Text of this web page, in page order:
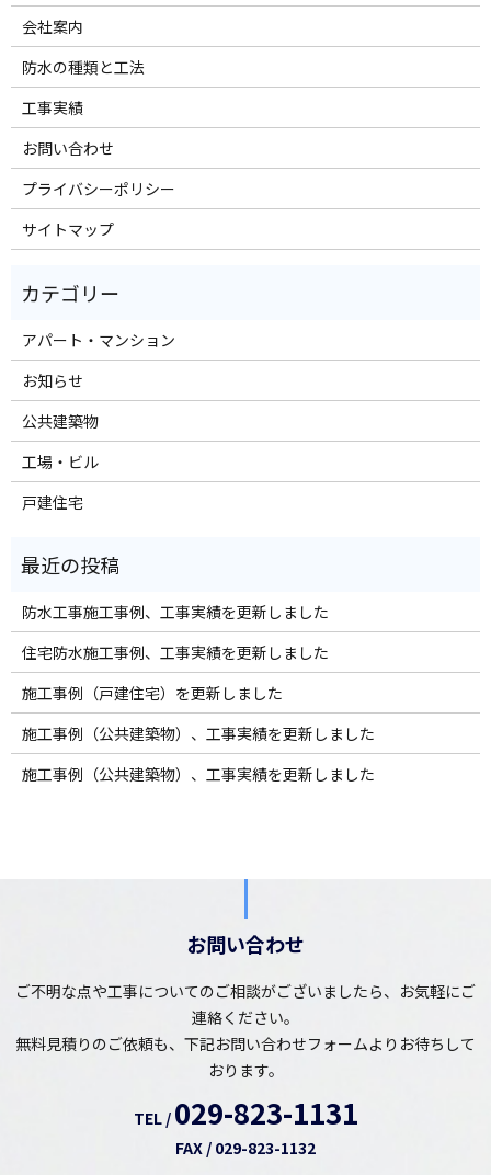
会社案内
防水の種類と工法
工事実績
お問い合わせ
プライバシーポリシー
サイトマップ
アパート・マンション
お知らせ
公共建築物
工場・ビル
戸建住宅
防水工事施工事例、工事実績を更新しました
住宅防水施工事例、工事実績を更新しました
施工事例（戸建住宅）を更新しました
施工事例（公共建築物）、工事実績を更新しました
施工事例（公共建築物）、工事実績を更新しました
お問い合わせ
ご不明な点や工事についてのご相談がございましたら、お気軽にご
連絡ください。
無料見積りのご依頼も、下記お問い合わせフォームよりお待ちして
おります。
TEL / 029-823-1131
FAX / 029-823-1132